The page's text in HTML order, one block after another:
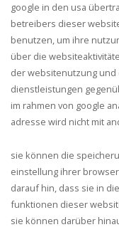
google in den usa
betreibers dieser
benutzen, um ihre
über die
der websitenutzung
dienstleistungen
im rahmen von google
adresse wird nicht mit
sie können die
einstellung ihrer
darauf hin, dass sie in
funktionen dieser
sie können darüber